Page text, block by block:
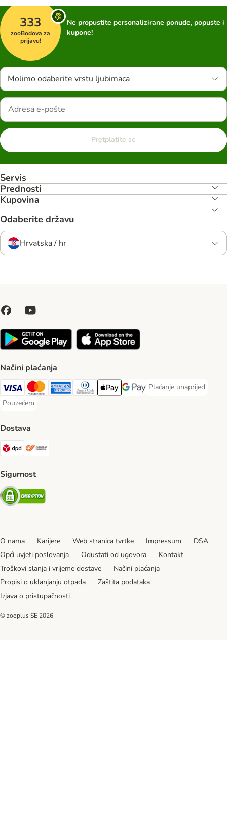
333
zooBodova za
prijavu!
Ne propustite personalizirane ponude, popuste i
kupone!
Molimo odaberite vrstu ljubimaca
Pretplatite se
Servis
Prednosti
Kupovina
Odaberite državu
Hrvatska / hr
Načini plaćanja
Visa Payment Method
MasterCard Payment Method
American Express Payment Method
Diners Club Payment Method
Payment MethodGoogle pay Payment Method
Plaćanje unaprijed
Plaćanje unaprijed
Pouzećem
Pouzećem Payment Method
Dostava
DPD Shipping Method
Sigurnost
Security
O nama Karijere Web stranica tvrtke Impressum
DSA
Opći uvjeti poslovanja
Odustati od ugovora
Kontakt
Troškovi slanja i vrijeme dostave
Načini plaćanja
Propisi o uklanjanju otpada
Zaštita podataka
Izjava o pristupačnosti
© zooplus SE 2026